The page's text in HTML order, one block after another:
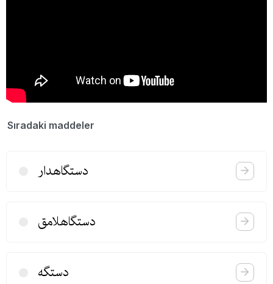
Sıradaki maddeler
دستگاهدار
دستگاهلامق
دستگه